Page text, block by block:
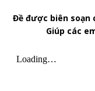
Đề được biên soạn
Giúp các